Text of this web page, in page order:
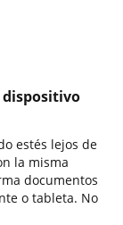
dispositivo
estés lejos de
la misma
documentos
o tableta. No